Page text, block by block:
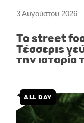
3 Αυγούστου 2026
Το street
Τέσσερις
την ιστορία
ALL DAY